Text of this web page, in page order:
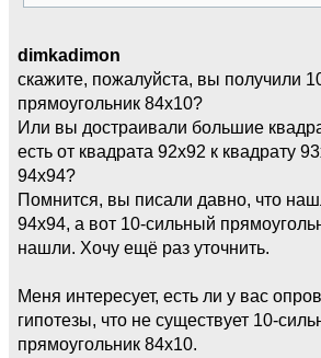
dimkadimon
скажите, пожалуйста, вы получили
прямоугольник 84х10?
Или вы достраивали большие
есть от квадрата 92х92 к квадрату
94х94?
Помнится, вы писали давно, что
94х94, а вот 10-сильный
нашли. Хочу ещё раз уточнить.
Меня интересует, есть ли у вас
гипотезы, что не существует 10-
прямоугольник 84х10.